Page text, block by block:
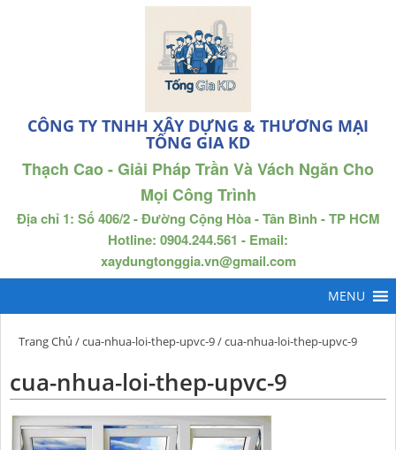
CÔNG TY TNHH XÂY DỰNG & THƯƠNG MẠI
TỐNG GIA KD
Thạch Cao - Giải Pháp Trần Và Vách Ngăn Cho
Mọi Công Trình
Địa chỉ 1: Số 406/2 - Đường Cộng Hòa - Tân Bình - TP HCM
Hotline: 0904.244.561 - Email:
xaydungtonggia.vn@gmail.com
Trang Chủ /cua-nhua-loi-thep-upvc-9/ cua-nhua-loi-thep-upvc-9
cua-nhua-loi-thep-upvc-9